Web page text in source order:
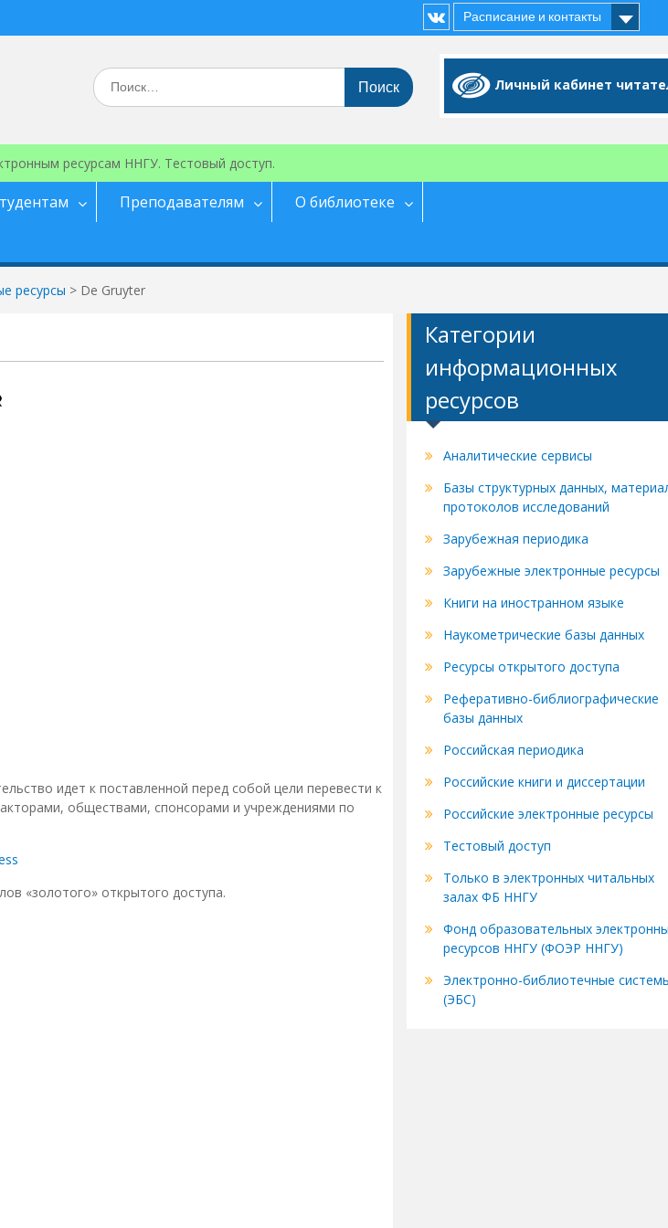
Расписание и контакты
Vk
Личный кабинет
Искать:
ресурсам ННГУ. Тестовый доступ.
Преподавателям
О библиотеке
ресурсы > De Gruyter
идет к поставленной перед собой цели перевести к
обществами, спонсорами и учреждениями по
«золотого» открытого доступа.
Категории
информационных
ресурсов
Аналитические сервисы
Базы структурных данных,
протоколов исследований
Зарубежная периодика
Зарубежные электронные ресурсы
Книги на иностранном языке
Наукометрические базы данных
Ресурсы открытого доступа
Реферативно-библиографические
базы данных
Российская периодика
Российские книги и диссертации
Российские электронные ресурсы
Тестовый доступ
Только в электронных читальных
залах ФБ ННГУ
Фонд образовательных
ресурсов ННГУ (ФОЭР ННГУ)
Электронно-библиотечные
(ЭБС)